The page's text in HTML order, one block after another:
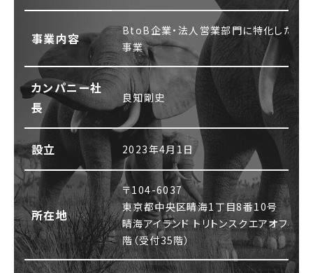
事業内容
BtoB企業・法人営業部門に特化したデ
事業
カンパニー社
長
良知剛史
設立 2023年4月1日
所在地
〒104-6037
東京都中央区晴海1丁目8番10号
晴海アイランド トリトンスクエアオフィス
階（受付35階）